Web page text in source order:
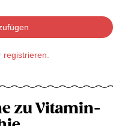
registrieren
zu Vitamin-